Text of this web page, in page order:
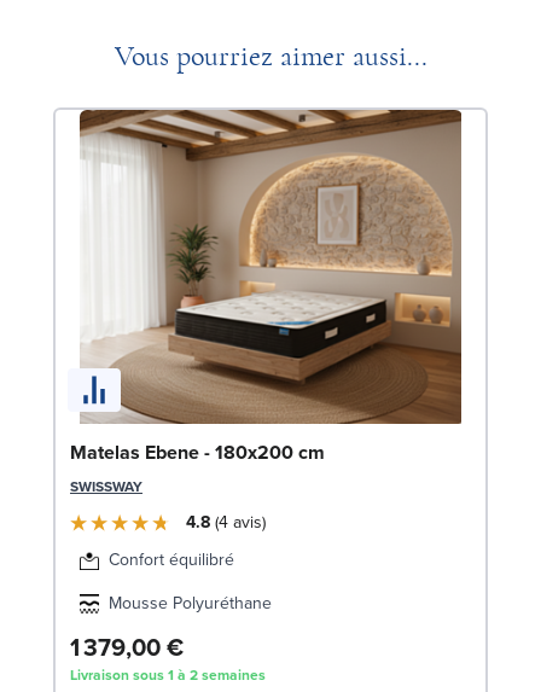
Vous pourriez aimer aussi...
Matelas Ebene - 180x200 cm
SWISSWAY
4.8 4avis
Confort équilibré
Mousse Polyuréthane
1 379,00 €
Livraison sous 1 à 2 semaines